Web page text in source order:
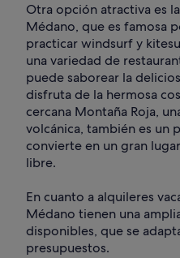
Otra opción atractiva es
Médano, que es famosa
practicar windsurf y
una variedad de
puede saborear la
disfruta de la hermosa
cercana Montaña Roja,
volcánica, también es un
convierte en un gran
libre.
En cuanto a alquileres
Médano tienen una
disponibles, que se
presupuestos.